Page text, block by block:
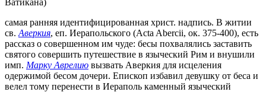
самая ранняя идентифицированная христ. надпись. В житии
св. Аверкия, еп. Иерапольского (Acta Abercii, ок. 375-400), есть
рассказ о совершенном им чуде: бесы похвалялись заставить
святого совершить путешествие в языческий Рим и внушили
имп. Марку Аврелию вызвать Аверкия для исцеления
одержимой бесом дочери. Епископ избавил девушку от беса и
велел тому перенести в Иераполь каменный языческий